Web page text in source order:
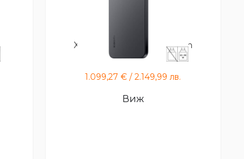
Xiaomi 15 + Xiaomi Bluetooth
Speaker
1.099,27€ /2.149,99лв.
Виж